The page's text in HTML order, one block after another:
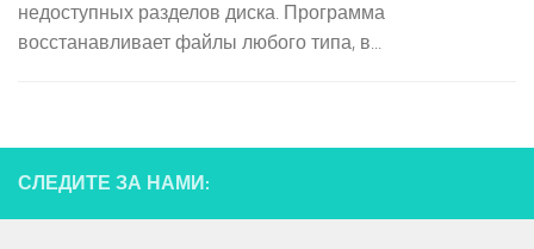
недоступных разделов диска. Программа
восстанавливает файлы любого типа, в...
СЛЕДИТЕ ЗА НАМИ: